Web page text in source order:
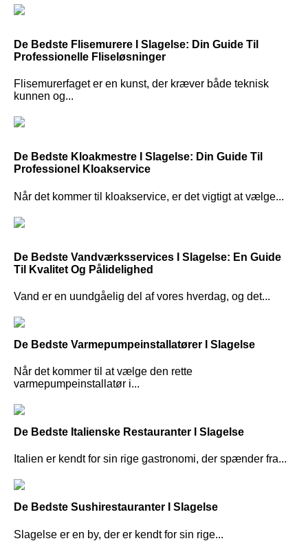
De Bedste Flisemurere I Slagelse: Din Guide Til
Professionelle Fliseløsninger
Flisemurerfaget er en kunst, der kræver både teknisk
kunnen og...
De Bedste Kloakmestre I Slagelse: Din Guide Til
Professionel Kloakservice
Når det kommer til kloakservice, er det vigtigt at vælge...
De Bedste Vandværksservices I Slagelse: En Guide
Til Kvalitet Og Pålidelighed
Vand er en uundgåelig del af vores hverdag, og det...
De Bedste Varmepumpeinstallatører I Slagelse
Når det kommer til at vælge den rette
varmepumpeinstallatør i...
De Bedste Italienske Restauranter I Slagelse
Italien er kendt for sin rige gastronomi, der spænder fra...
De Bedste Sushirestauranter I Slagelse
Slagelse er en by, der er kendt for sin rige...